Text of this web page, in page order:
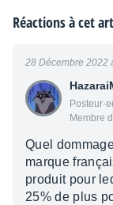
Réactions à cet
Membre
28 Décembre 2022
Quel
marque
produit pour
25% de plus